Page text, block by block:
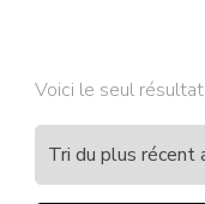
Voici le seul résultat